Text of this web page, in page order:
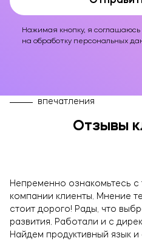
Нажимая кнопку, я соглашаюсь
на обработку персональных
впечатления
Отзывы
Непременно ознакомьтесь
компании клиенты. Мнение
стоит дорого! Рады, что
развития. Работали и с
Найдем продуктивный язык и
Оставьте заявку!
Нажимая кнопку, я соглашаюсь на
данных